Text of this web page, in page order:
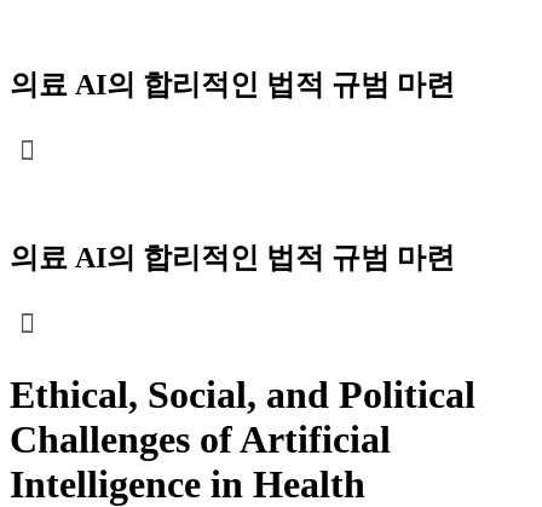
content
의료 AI의 합리적인 법적 규범 마련
Menu
의료 AI의 합리적인 법적 규범 마련
Ethical, Social, and Political
Challenges of Artificial
Intelligence in Health